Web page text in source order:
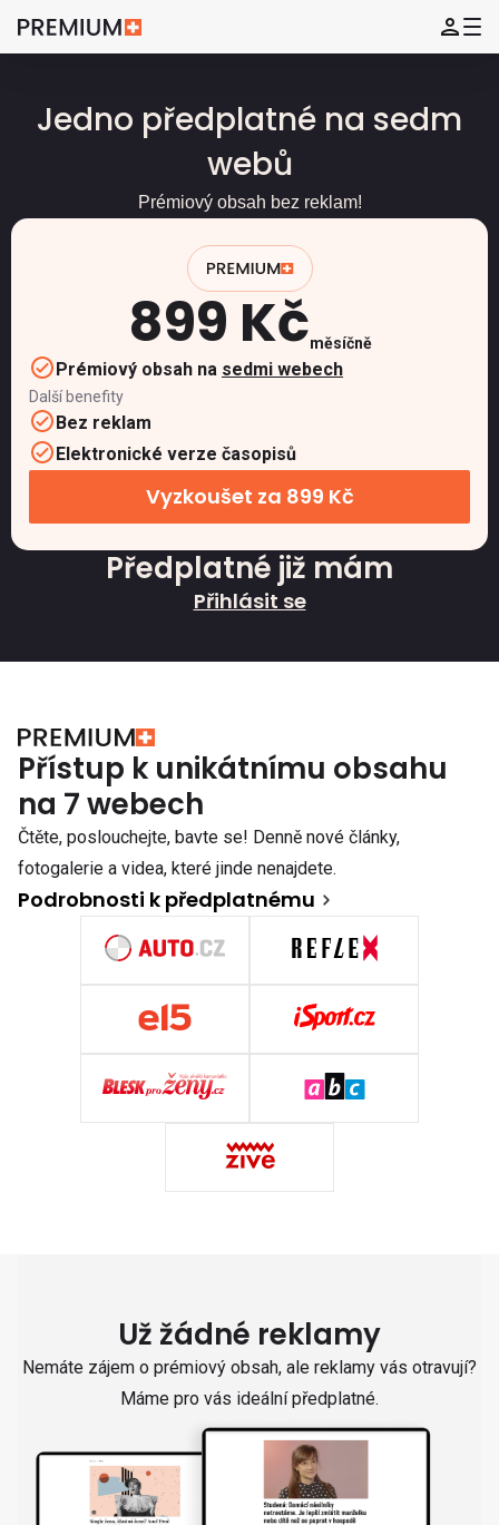
Jedno předplatné na sedm
webů
Prémiový obsah bez reklam!
899 Kčměsíčně
Prémiový obsah na sedmi webech
Další benefity
Bez reklam
Elektronické verze časopisů
Vyzkoušet za 899 Kč
Předplatné již mám
Přihlásit se
Přístup k unikátnímu obsahu
na 7 webech
Čtěte, poslouchejte, bavte se! Denně nové články,
fotogalerie a videa, které jinde nenajdete.
Podrobnosti k předplatnému
Už žádné reklamy
Nemáte zájem o prémiový obsah, ale reklamy vás otravují?
Máme pro vás ideální předplatné.